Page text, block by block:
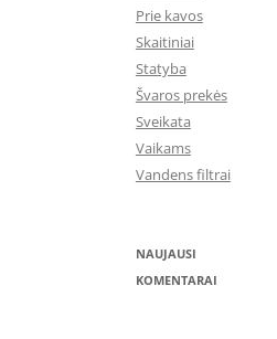
Prie kavos
Skaitiniai
Statyba
Švaros prekės
Sveikata
Vaikams
Vandens filtrai
NAUJAUSI
KOMENTARAI